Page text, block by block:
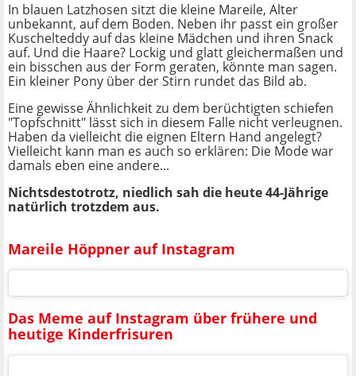
In blauen Latzhosen sitzt die kleine Mareile, Alter
unbekannt, auf dem Boden. Neben ihr passt ein großer
Kuschelteddy auf das kleine Mädchen und ihren Snack
auf. Und die Haare? Lockig und glatt gleichermaßen und
ein bisschen aus der Form geraten, könnte man sagen.
Ein kleiner Pony über der Stirn rundet das Bild ab.
Eine gewisse Ähnlichkeit zu dem berüchtigten schiefen
"Topfschnitt" lässt sich in diesem Falle nicht verleugnen.
Haben da vielleicht die eignen Eltern Hand angelegt?
Vielleicht kann man es auch so erklären: Die Mode war
damals eben eine andere...
Nichtsdestotrotz, niedlich sah die heute 44-Jährige
natürlich trotzdem aus.
Mareile Höppner auf Instagram
Das Meme auf Instagram über frühere und
heutige Kinderfrisuren